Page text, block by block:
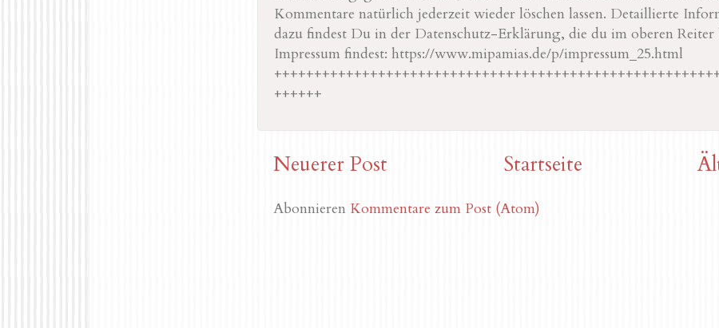
Kommentare natürlich jederzeit wieder löschen lassen. Detaillierte
dazu findest Du in der Datenschutz-Erklärung, die du im oberen Reiter
Impressum findest: https://www.mipamias.de/p/impressum_25.html
++++++
Neuerer Post Startseite
Abonnieren Kommentare zum Post (Atom)